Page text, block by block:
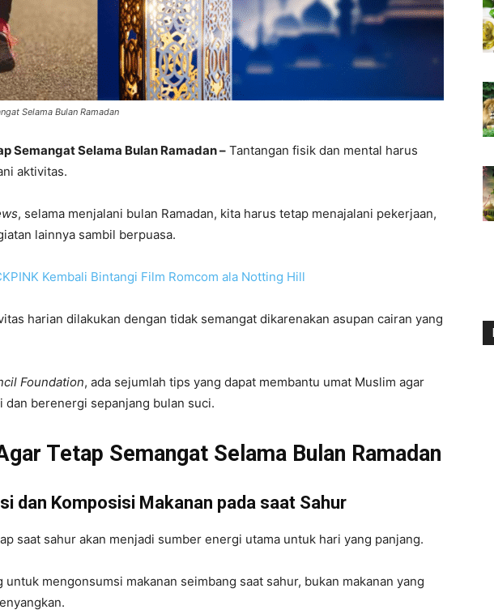
Selama Bulan Ramadan
Semangat Selama Bulan Ramadan – Tantangan fisik dan mental harus
aktivitas.
, selama menjalani bulan Ramadan, kita harus tetap menajalani pekerjaan,
lainnya sambil berpuasa.
Kembali Bintangi Film Romcom ala Notting Hill
harian dilakukan dengan tidak semangat dikarenakan asupan cairan yang
Foundation, ada sejumlah tips yang dapat membantu umat Muslim agar
dan berenergi sepanjang bulan suci.
Tetap Semangat Selama Bulan Ramadan
dan Komposisi Makanan pada saat Sahur
saat sahur akan menjadi sumber energi utama untuk hari yang panjang.
untuk mengonsumsi makanan seimbang saat sahur, bukan makanan yang